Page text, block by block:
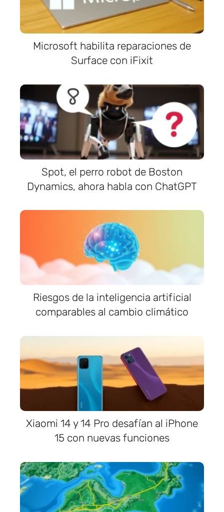
Microsoft habilita reparaciones de
Surface con iFixit
Spot, el perro robot de Boston
Dynamics, ahora habla con ChatGPT
Riesgos de la inteligencia artificial
comparables al cambio climático
Xiaomi 14 y 14 Pro desafían al iPhone
15 con nuevas funciones